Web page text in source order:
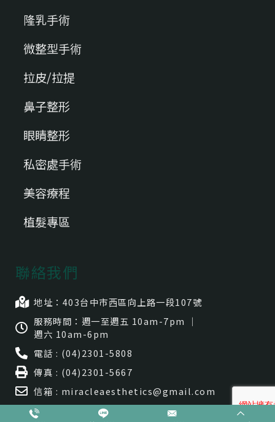
隆乳手術
微整型手術
拉皮/拉提
鼻子整形
眼睛整形
私密處手術
美容療程
植髮專區
聯絡我們
地址：403台中市⻄區向上路一段107號
服務時間：週一至週五 10am-7pm ｜
週六 10am-6pm
電話 : (04)2301-5808
傳真 : (04)2301-5667
信箱 : miracleaesthetics@gmail.com